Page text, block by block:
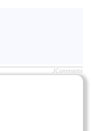
JComments